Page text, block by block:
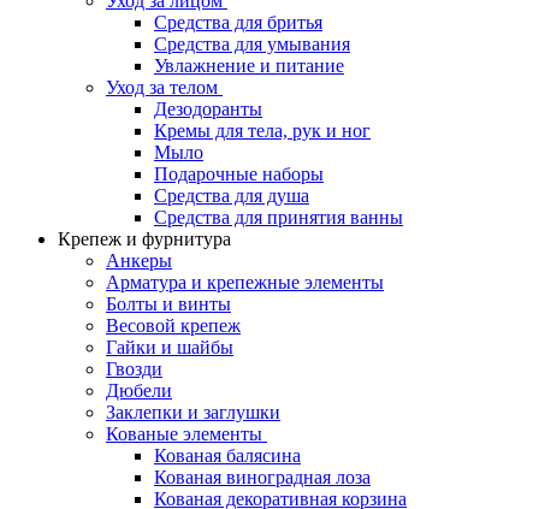
Средства для бритья
Средства для умывания
Увлажнение и питание
Уход за телом
Дезодоранты
Кремы для тела, рук и ног
Мыло
Подарочные наборы
Средства для душа
Средства для принятия ванны
Крепеж и фурнитура
Анкеры
Арматура и крепежные элементы
Болты и винты
Весовой крепеж
Гайки и шайбы
Гвозди
Дюбели
Заклепки и заглушки
Кованые элементы
Кованая балясина
Кованая виноградная лоза
Кованая декоративная корзина